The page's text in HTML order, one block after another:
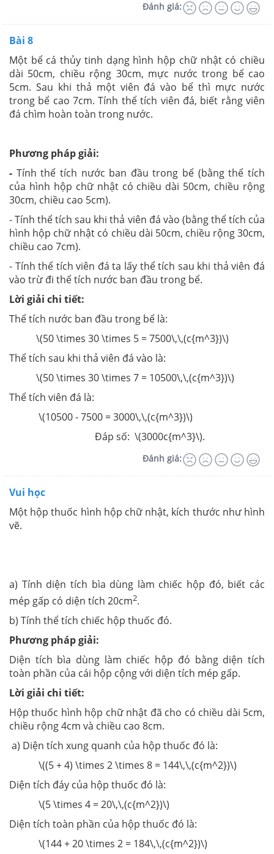
Đánh giá:
Bài 8
Một bể cá thủy tinh dạng hình hộp chữ nhật có chiều
dài 50cm, chiều rộng 30cm, mực nước trong bể cao
5cm. Sau khi thả một viên đá vào bể thì mực nước
trong bể cao 7cm. Tính thể tích viên đá, biết rằng viên
đá chìm hoàn toàn trong nước.
Phương pháp giải:
- Tính thể tích nước ban đầu trong bể (bằng thể tích
của hình hộp chữ nhật có chiều dài 50cm, chiều rộng
30cm, chiều cao 5cm).
- Tính thể tích sau khi thả viên đá vào (bằng thể tích của
hình hộp chữ nhật có chiều dài 50cm, chiều rộng 30cm,
chiều cao 7cm).
- Tính thể tích viên đá ta lấy thể tích sau khi thả viên đá
vào trừ đi thể tích nước ban đầu trong bể.
Lời giải chi tiết:
Thể tích nước ban đầu trong bể là:
\(50 \times 30 \times 5 = 7500\,\,(c{m^3})\)
Thể tích sau khi thả viên đá vào là:
\(50 \times 30 \times 7 = 10500\,\,(c{m^3})\)
Thể tích viên đá là:
\(10500 - 7500 = 3000\,\,(c{m^3})\)
Đáp số: \(3000c{m^3}\).
Đánh giá:
Vui học
Một hộp thuốc hình hộp chữ nhật, kích thước như hình
vẽ.
a) Tính diện tích bìa dùng làm chiếc hộp đó, biết các
mép gấp có diện tích 20cm2.
b) Tính thể tích chiếc hộp thuốc đó.
Phương pháp giải:
Diện tích bìa dùng làm chiếc hộp đó bằng diện tích
toàn phần của cái hộp cộng với diện tích mép gấp.
Lời giải chi tiết:
Hộp thuốc hình hộp chữ nhật đã cho có chiều dài 5cm,
chiều rộng 4cm và chiều cao 8cm.
a) Diện tích xung quanh của hộp thuốc đó là:
\((5 + 4) \times 2 \times 8 = 144\,\,(c{m^2})\)
Diện tích đáy của hộp thuốc đó là:
\(5 \times 4 = 20\,\,(c{m^2})\)
Diện tích toàn phần của hộp thuốc đó là:
\(144 + 20 \times 2 = 184\,\,(c{m^2})\)